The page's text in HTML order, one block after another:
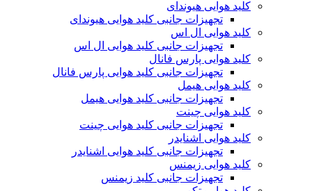
کلید هوایی هیوندای
تجهیزات جانبی کلید هوایی هیوندای
کلید هوایی ال اس
تجهیزات جانبی کلید هوایی ال اس
کلید هوایی پارس فانال
تجهیزات جانبی کلید هوایی پارس فانال
کلید هوایی هیمل
تجهیزات جانبی کلید هوایی هیمل
کلید هوایی چینت
تجهیزات جانبی کلید هوایی چینت
کلید هوایی اشنایدر
تجهیزات جانبی کلید هوایی اشنایدر
کلید هوایی زیمنس
تجهیزات جانبی کلید زیمنس